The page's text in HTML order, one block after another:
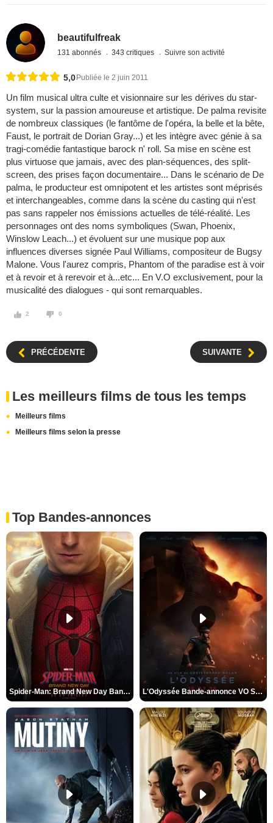
beautifulfreak
131 abonnés 343 critiques Suivre son activité
5,0 Publiée le 2 juin 2011
Un film musical ultra culte et visionnaire sur les dérives du star-
system, sur la passion amoureuse et artistique. De palma revisite
de nombreux classiques (le fantôme de l'opéra, la belle et la bête,
Faust, le portrait de Dorian Gray...) et les intègre avec génie à sa
tragi-comédie fantastique barock n' roll. Sa mise en scène est
plus virtuose que jamais, avec des plan-séquences, des split-
screen, des prises façon documentaire... Dans le scénario de De
palma, le producteur est omnipotent et les artistes sont méprisés
et interchangeables, comme dans la scène du casting qui n'est
pas sans rappeler nos émissions actuelles de télé-réalité. Les
personnages ont des noms symboliques (Swan, Phoenix,
Winslow Leach...) et évoluent sur une musique pop aux
influences diverses signée Paul Williams, compositeur de Bugsy
Malone. Vous l'aurez compris, Phantom of the paradise est à voir
et à revoir et à rerevoir et à...etc... En V.O exclusivement, pour la
musicalité des dialogues - qui sont remarquables.
2 0
PRÉCÉDENTE SUIVANTE
Les meilleurs films de tous les temps
Meilleurs films
Meilleurs films selon la presse
Top Bandes-annonces
Spider-Man: Brand New Day Bande-annonce VO STFR L'Odyssée Bande-annonce VO STFR